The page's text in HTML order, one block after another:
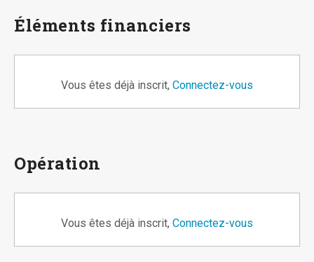
Éléments financiers
Vous êtes déjà inscrit, Connectez-vous
Opération
Vous êtes déjà inscrit, Connectez-vous